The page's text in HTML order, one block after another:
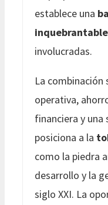
establece una
inquebrantable
involucradas.
La combinación
operativa,
financiera y
posiciona a la
como la piedra
desarrollo y la
siglo XXI. La